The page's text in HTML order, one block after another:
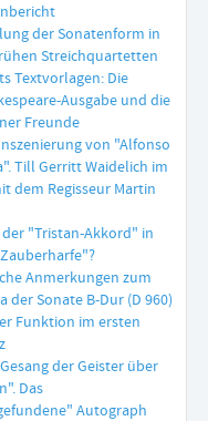
der Sonatenform in
Streichquartetten
Textvorlagen: Die
Ausgabe und die
Freunde
von "Alfonso
Till Gerritt Waidelich im
dem Regisseur Martin
"Tristan-Akkord" in
Anmerkungen zum
der Sonate B-Dur (D 960)
Funktion im ersten
der Geister über
Das
Autograph